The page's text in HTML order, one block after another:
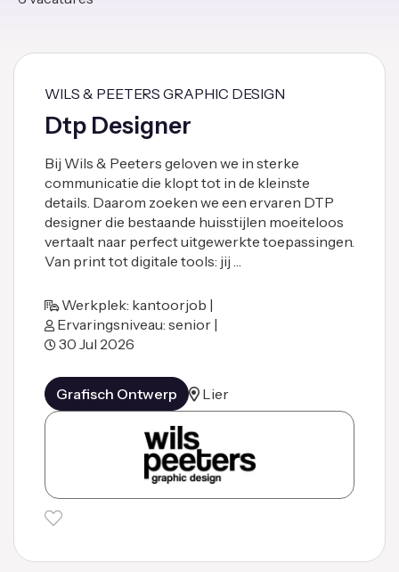
WILS & PEETERS GRAPHIC DESIGN
Dtp Designer
Bij Wils & Peeters geloven we in sterke
communicatie die klopt tot in de kleinste
details. Daarom zoeken we een ervaren DTP
designer die bestaande huisstijlen moeiteloos
vertaalt naar perfect uitgewerkte toepassingen.
Van print tot digitale tools: jij …
Werkplek: kantoorjob |
Ervaringsniveau: senior |
30 Jul 2026
Grafisch Ontwerp Lier